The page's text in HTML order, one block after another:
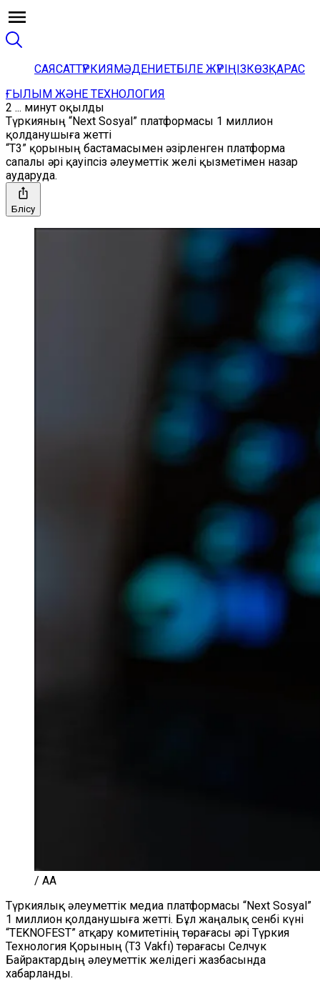
САЯСАТТҮРКИЯМӘДЕНИЕТБІЛЕ ЖҮРІҢІЗКӨЗҚАРАС
ҒЫЛЫМ ЖӘНЕ ТЕХНОЛОГИЯ
2 ... минут оқылды
Түркияның “Next Sosyal” платформасы 1 миллион
қолданушыға жетті
“T3” қорының бастамасымен әзірленген платформа
сапалы әрі қауіпсіз әлеуметтік желі қызметімен назар
аударуда.
Бөлісу
/ AA
Түркиялық әлеуметтік медиа платформасы “Next Sosyal”
1 миллион қолданушыға жетті. Бұл жаңалық сенбі күні
“TEKNOFEST” атқару комитетінің төрағасы әрі Түркия
Технология Қорының (T3 Vakfı) төрағасы Селчук
Байрактардың әлеуметтік желідегі жазбасында
хабарланды.